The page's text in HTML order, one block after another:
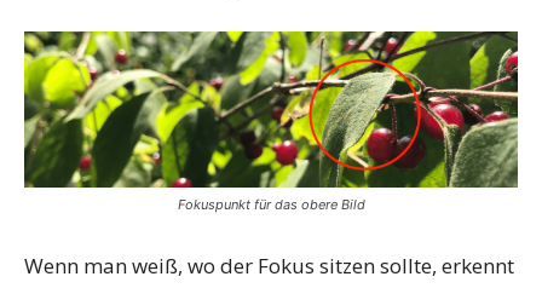
Fokuspunkt für das obere Bild
Wenn man weiß, wo der Fokus sitzen sollte, erkennt